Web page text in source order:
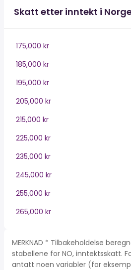
Skatt etter inntekt i
175,000 kr
185,000 kr
195,000 kr
205,000 kr
215,000 kr
225,000 kr
235,000 kr
245,000 kr
255,000 kr
265,000 kr
MERKNAD * Tilbakeholdelse
stabellene for NO, inntektsskatt.
antatt noen variabler (for